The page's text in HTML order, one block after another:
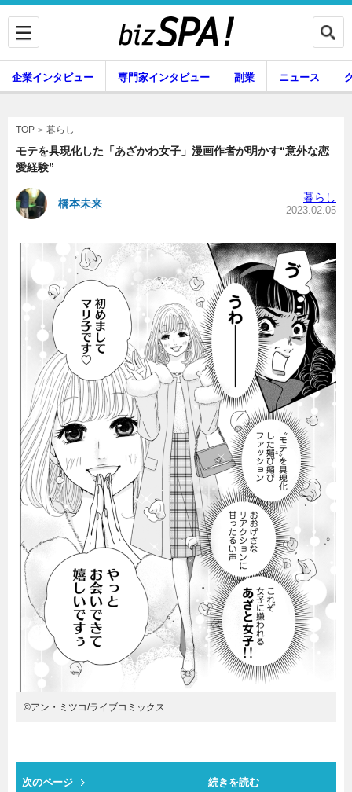
専門家インタビュー
副業 ニュース
グルメ スキル
暮らし エンタメ
連載一覧
企業インタビュー 専門家インタビュー 副業 ニュース
TOP 暮らし
モテを具現化した「あざかわ女子」漫画作者が明かす“意外な恋
愛経験”
橋本未来 暮らし
2023.02.05
©アン・ミツコ/ライブコミックス
次のページ 続きを読む